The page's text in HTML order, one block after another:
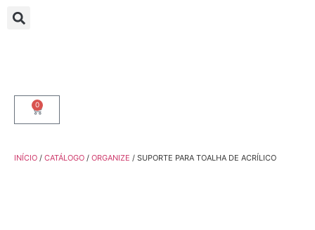
0
INÍCIO / CATÁLOGO / ORGANIZE / SUPORTE PARA TOALHA DE ACRÍLICO